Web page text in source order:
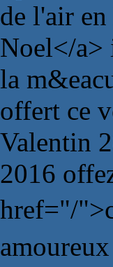
de l'air
Noel</a>
la
offert ce
Valentin
2016
href="/